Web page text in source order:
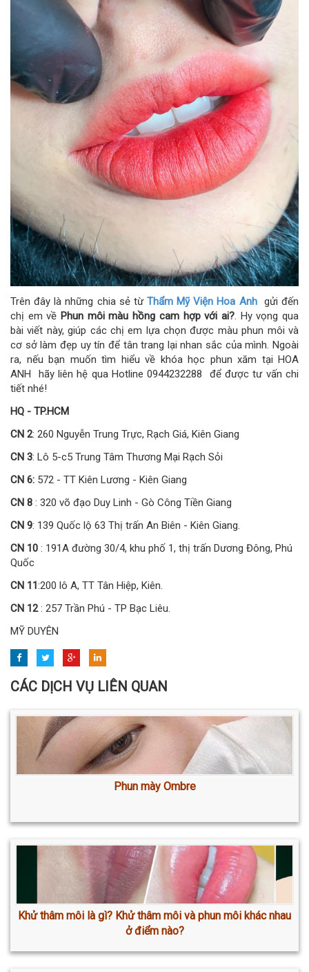
Trên đây là những chia sẻ từ Thẩm Mỹ Viện Hoa Anh gửi đến
chị em về Phun môi màu hồng cam hợp với ai?. Hy vọng qua
bài viết này, giúp các chị em lựa chọn được màu phun môi và
cơ sở làm đẹp uy tín để tân trang lại nhan sắc của mình. Ngoài
ra, nếu bạn muốn tìm hiểu về khóa học phun xăm tại HOA
ANH hãy liên hệ qua Hotline 0944232288 để được tư vấn chi
tiết nhé!
HQ - TP.HCM
CN 2: 260 Nguyễn Trung Trực, Rạch Giá, Kiên Giang
CN 3: Lô 5-c5 Trung Tâm Thương Mại Rạch Sỏi
CN 6: 572 - TT Kiên Lương - Kiên Giang
CN 8 : 320 võ đạo Duy Linh - Gò Công Tiền Giang
CN 9: 139 Quốc lộ 63 Thị trấn An Biên - Kiên Giang.
CN 10 : 191A đường 30/4, khu phố 1, thị trấn Dương Đông, Phú
Quốc
CN 11 :200 lô A, TT Tân Hiệp, Kiên.
CN 12: 257 Trần Phú - TP Bạc Liêu.
MỸ DUYÊN
CÁC DỊCH VỤ LIÊN QUAN
Phun mày Ombre
Khử thâm môi là gì? Khử thâm môi và phun môi khác nhau
ở điểm nào?